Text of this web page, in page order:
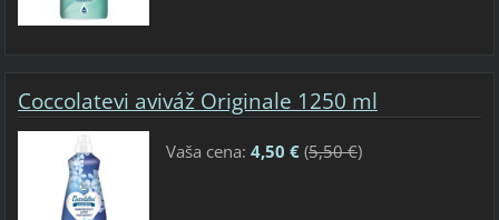
Coccolatevi aviváž Originale 1250 ml
Vaša cena: 4,50 €(5,50 €)